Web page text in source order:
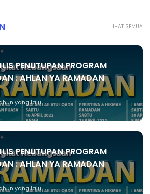
LIHAT SEMUA
PENUTUPAN PROGRAM
: AHLAN YA RAMADAN
yang lalu
PENUTUPAN PROGRAM
: AHLAN YA RAMADAN
yang lalu